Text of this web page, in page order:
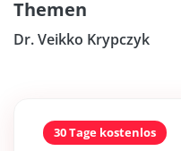
Themen
Dr. Veikko Krypczyk
30 Tage kostenlos